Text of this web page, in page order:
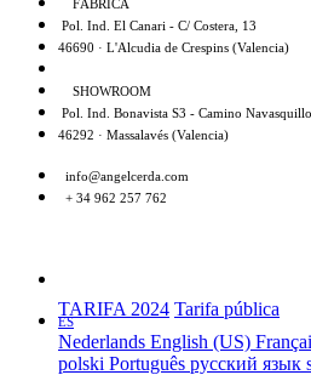
FÁBRICA
Pol. Ind. El Canari - C/ Costera, 13
46690 · L'Alcudia de Crespins (Valencia)
SHOWROOM
Pol. Ind. Bonavista S3 - Camino
46292 · Massalavés (Valencia)
info@angelcerda.com
+ 34 962 257 762
TARIFA 2024 Tarifa pública
ES
Nederlands English (US)
polski Português русский язык